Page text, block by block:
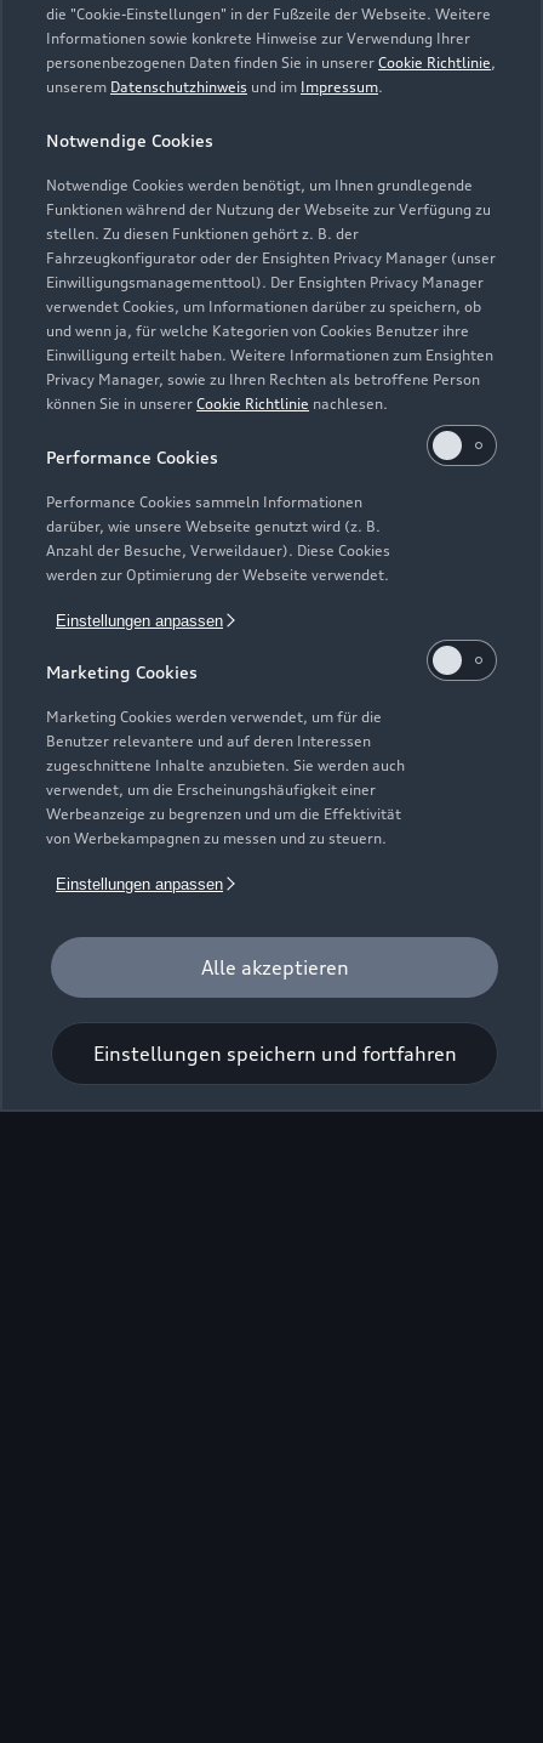
die "Cookie-Einstellungen" in der Fußzeile der Webseite. Weitere
Informationen sowie konkrete Hinweise zur Verwendung Ihrer
personenbezogenen Daten finden Sie in unserer Cookie Richtlinie,
unserem Datenschutzhinweis und im Impressum.
Notwendige Cookies
Notwendige Cookies werden benötigt, um Ihnen grundlegende
Funktionen während der Nutzung der Webseite zur Verfügung zu
stellen. Zu diesen Funktionen gehört z. B. der
Fahrzeugkonfigurator oder der Ensighten Privacy Manager (unser
Einwilligungsmanagementtool). Der Ensighten Privacy Manager
verwendet Cookies, um Informationen darüber zu speichern, ob
und wenn ja, für welche Kategorien von Cookies Benutzer ihre
Einwilligung erteilt haben. Weitere Informationen zum Ensighten
Privacy Manager, sowie zu Ihren Rechten als betroffene Person
können Sie in unserer Cookie Richtlinie nachlesen.
Performance Cookies
Performance Cookies sammeln Informationen
darüber, wie unsere Webseite genutzt wird (z. B.
Anzahl der Besuche, Verweildauer). Diese Cookies
werden zur Optimierung der Webseite verwendet.
Einstellungen anpassen
Marketing Cookies
Marketing Cookies werden verwendet, um für die
Benutzer relevantere und auf deren Interessen
zugeschnittene Inhalte anzubieten. Sie werden auch
verwendet, um die Erscheinungshäufigkeit einer
Werbeanzeige zu begrenzen und um die Effektivität
von Werbekampagnen zu messen und zu steuern.
Einstellungen anpassen
Alle akzeptieren
Einstellungen speichern und fortfahren
Kontaktdaten herunterladen
Öffnungszeiten
Service
Geschlossen,öffnet amMontag 07:15
Teile- & Zubehörverkauf
Geschlossen,öffnet amMontag 07:15
Zur Inspektion